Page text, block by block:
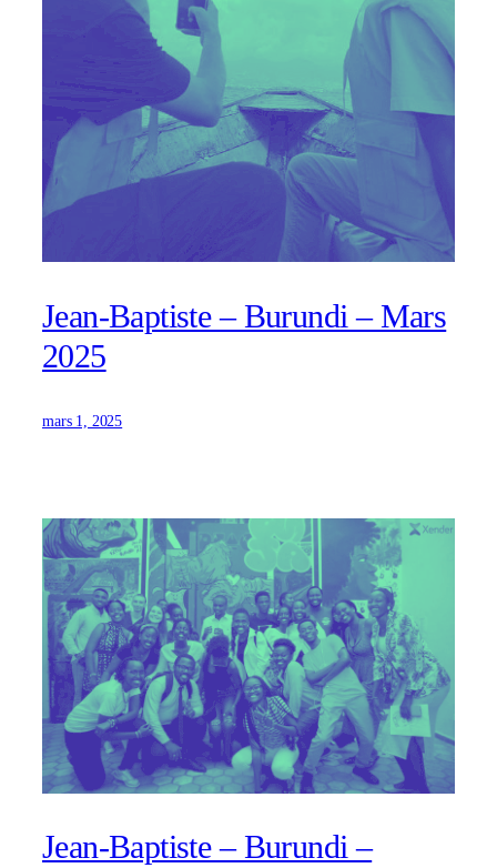
Jean-Baptiste – Burundi – Mars
2025
mars 1, 2025
Jean-Baptiste – Burundi –